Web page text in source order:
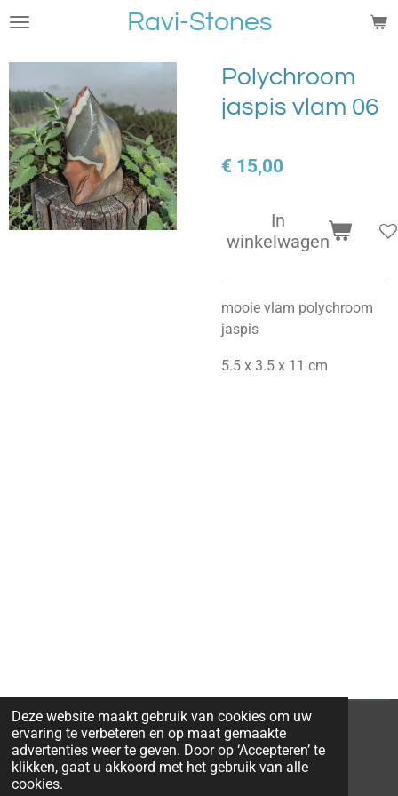
Deze website maakt gebruik van cookies om uw
ervaring te verbeteren en op maat gemaakte
advertenties weer te geven. Door op ‘Accepteren’ te
klikken, gaat u akkoord met het gebruik van alle
cookies.
Ga
naar
hoofdinhoud
Ravi-Stones
Polychroom
jaspis vlam 06
€ 15,00
In
winkelwagen
mooie vlam polychroom
jaspis
5.5 x 3.5 x 11 cm
© 2026 Ravi-Stones